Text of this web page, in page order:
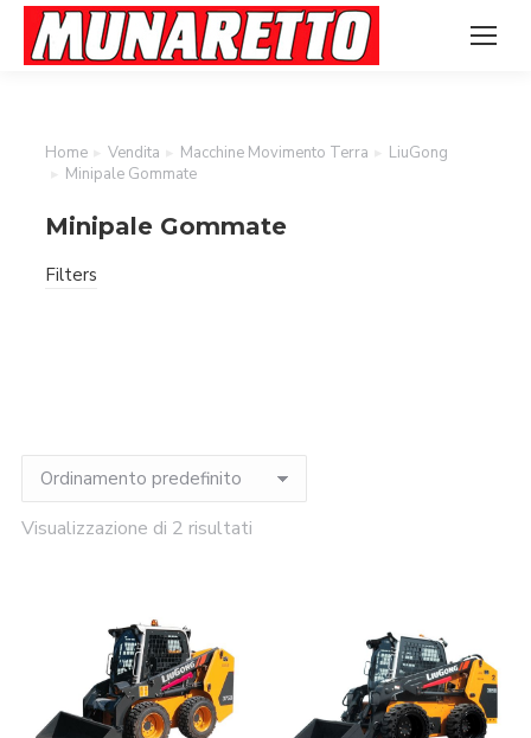
Minipale Gommate
Filters
Tu sei qui:
Home Vendita Macchine Movimento Terra
LiuGong
Minipale Gommate
Visualizzazione di 2 risultati